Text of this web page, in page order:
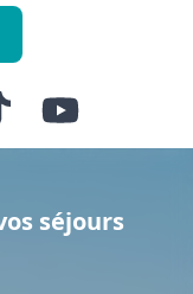
séjours